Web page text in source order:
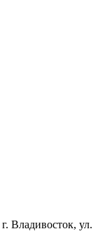
г. Владивосток, ул.